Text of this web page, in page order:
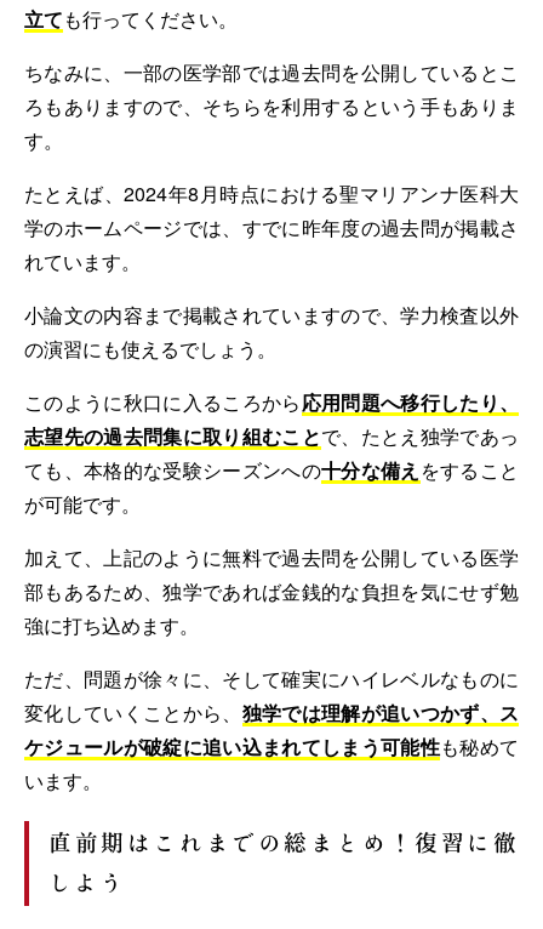
立ても行ってください。
ちなみに、一部の医学部では過去問を公開しているとこ
ろもありますので、そちらを利用するという手もありま
す。
たとえば、2024年8月時点における聖マリアンナ医科大
学のホームページでは、すでに昨年度の過去問が掲載さ
れています。
小論文の内容まで掲載されていますので、学力検査以外
の演習にも使えるでしょう。
このように秋口に入るころから応用問題へ移行したり、
志望先の過去問集に取り組むことで、たとえ独学であっ
ても、本格的な受験シーズンへの十分な備え をすること
が可能です。
加えて、上記のように無料で過去問を公開している医学
部もあるため、独学であれば金銭的な負担を気にせず勉
強に打ち込めます。
ただ、問題が徐々に、そして確実にハイレベルなものに
変化していくことから、 独学では理解が追いつかず、ス
ケジュールが破綻に追い込まれてしまう可能性も秘めて
います。
直前期はこれまでの総まとめ！復習に徹
しよう